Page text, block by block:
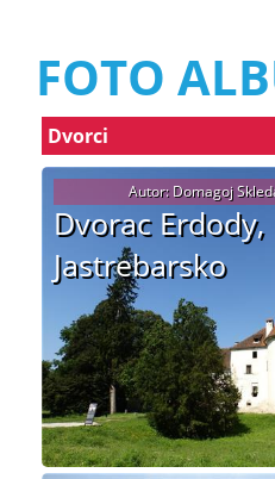
FOTO
Dvorci
Dvorac Erdody,
Jastrebarsko
Autor: Domagoj